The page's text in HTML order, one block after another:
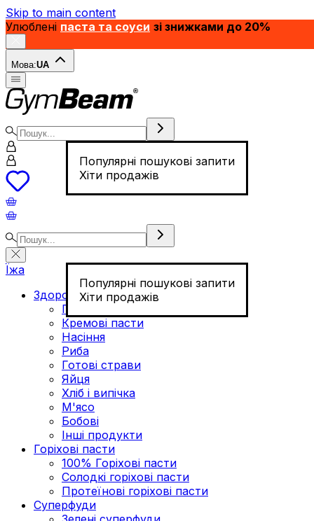
Skip to main content
Улюблені паста та соуси зі знижками до 20%
Мова:UA
Популярні пошукові запити
Хіти продажів
Популярні пошукові запити
Хіти продажів
Їжа
Здорове харчування
Горіхи
Кремові пасти
Насіння
Риба
Готові страви
Яйця
Хліб і випічка
М'ясо
Бобові
Інші продукти
Горіхові пасти
100% Горіхові пасти
Солодкі горіхові пасти
Протеїнові горіхові пасти
Суперфуди